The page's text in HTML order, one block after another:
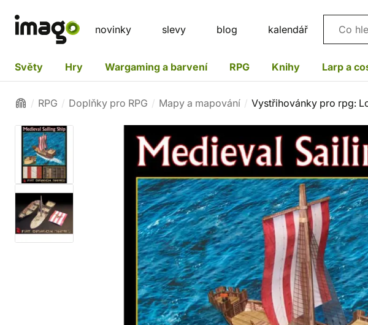
novinky slevy blog kalendář
Světy Hry Wargaming a barvení RPG Knihy Larp a
RPG Doplňky pro RPG Mapy a mapování Vystřihovánky pro rpg: